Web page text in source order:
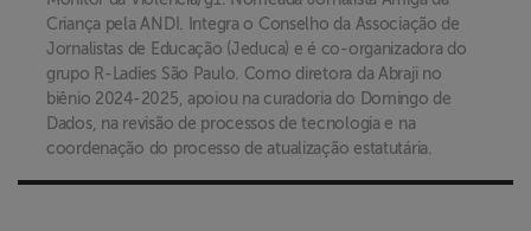
Criança pela ANDI. Integra o Conselho da Associação de
Jornalistas de Educação (Jeduca) e é co-organizadora do
grupo R-Ladies São Paulo. Como diretora da Abraji no
biênio 2024-2025, apoiou na curadoria do Domingo de
Dados, na revisão de processos de tecnologia e na
coordenação do processo de atualização estatutária.